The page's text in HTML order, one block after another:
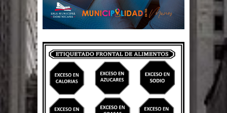
reveló que con Presupuesto
país con 3,500 millones de dólares
El PRM tendrá desde el próximo
domingo una dirección de hombres